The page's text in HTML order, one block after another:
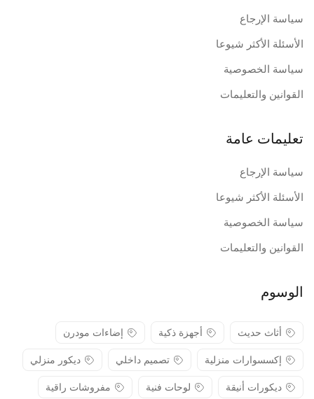
سياسة الإرجاع
الأسئلة الأكثر شيوعا
سياسة الخصوصية
القوانين والتعليمات
تعليمات عامة
سياسة الإرجاع
الأسئلة الأكثر شيوعا
سياسة الخصوصية
القوانين والتعليمات
الوسوم
أثاث حديث أجهزة ذكية
إضاءات مودرن
إكسسوارات منزلية
تصميم داخلي
ديكور منزلي
ديكورات أنيقة
لوحات فنية مفروشات راقية